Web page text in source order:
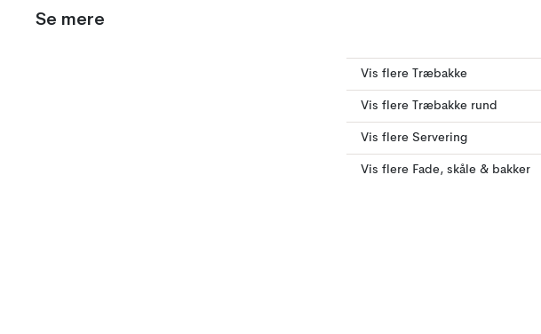
Se mere
Vis flere Træbakke
Vis flere Træbakke rund
Vis flere Servering
Vis flere Fade, skåle & bakker